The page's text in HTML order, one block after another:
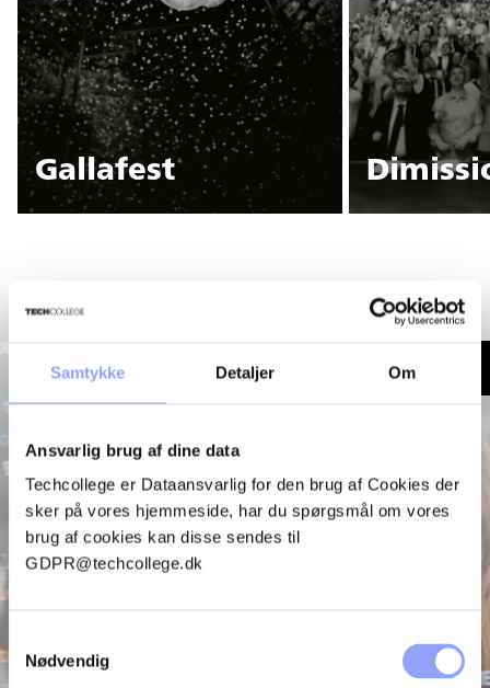
Samtykke Detaljer Om
Ansvarlig brug af dine data
Techcollege er Dataansvarlig for den brug af Cookies der
sker på vores hjemmeside, har du spørgsmål om vores
brug af cookies kan disse sendes til
GDPR@techcollege.dk
Nødvendig
Gallafest
AFSPIL VIDEO